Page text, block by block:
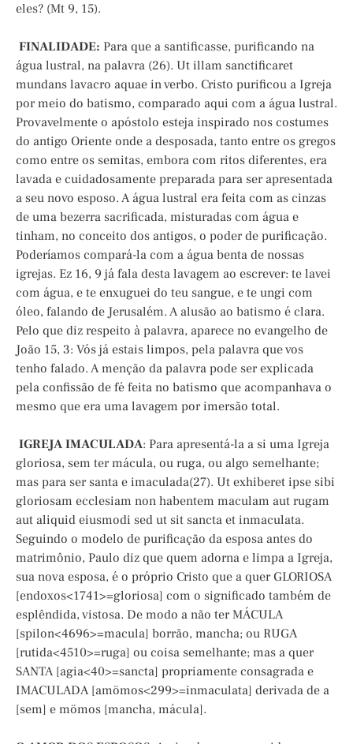
eles? (Mt 9, 15).
FINALIDADE: Para que a santificasse, purificando na
água lustral, na palavra (26). Ut illam sanctificaret
mundans lavacro aquae in verbo. Cristo purificou a Igreja
por meio do batismo, comparado aqui com a água lustral.
Provavelmente o apóstolo esteja inspirado nos costumes
do antigo Oriente onde a desposada, tanto entre os gregos
como entre os semitas, embora com ritos diferentes, era
lavada e cuidadosamente preparada para ser apresentada
a seu novo esposo. A água lustral era feita com as cinzas
de uma bezerra sacrificada, misturadas com água e
tinham, no conceito dos antigos, o poder de purificação.
Poderíamos compará-la com a água benta de nossas
igrejas. Ez 16, 9 já fala desta lavagem ao escrever: te lavei
com água, e te enxuguei do teu sangue, e te ungi com
óleo, falando de Jerusalém. A alusão ao batismo é clara.
Pelo que diz respeito à palavra, aparece no evangelho de
João 15, 3: Vós já estais limpos, pela palavra que vos
tenho falado. A menção da palavra pode ser explicada
pela confissão de fé feita no batismo que acompanhava o
mesmo que era uma lavagem por imersão total.
IGREJA IMACULADA: Para apresentá-la a si uma Igreja
gloriosa, sem ter mácula, ou ruga, ou algo semelhante;
mas para ser santa e imaculada(27). Ut exhiberet ipse sibi
gloriosam ecclesiam non habentem maculam aut rugam
aut aliquid eiusmodi sed ut sit sancta et inmaculata.
Seguindo o modelo de purificação da esposa antes do
matrimônio, Paulo diz que quem adorna e limpa a Igreja,
sua nova esposa, é o próprio Cristo que a quer GLORIOSA
[endoxos<1741>=gloriosa] com o significado também de
esplêndida, vistosa. De modo a não ter MÁCULA
[spilon<4696>=macula] borrão, mancha; ou RUGA
[rutida<4510>=ruga] ou coisa semelhante; mas a quer
SANTA [agia<40>=sancta] propriamente consagrada e
IMACULADA [amömos<299>=inmaculata] derivada de a
[sem] e mömos [mancha, mácula].